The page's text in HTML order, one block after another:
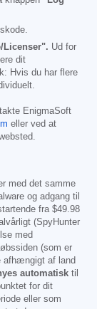
Licenser". Ud for
dit
Hvis du har flere
EnigmaSoft
eller ved at
med det samme
og adgang til
fra $49.98
(SpyHunter
med
(som er
afhængigt af land
automatisk til
for dit
eller som